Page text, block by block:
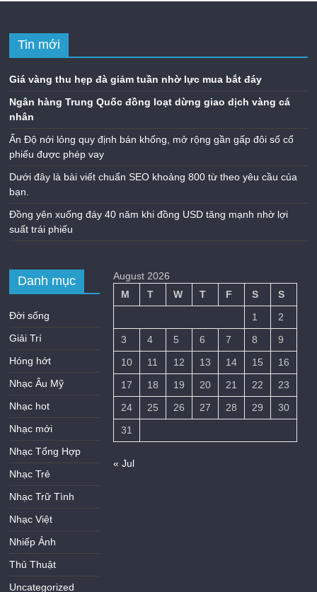
Tin mới
Giá vàng thu hẹp đà giảm tuần nhờ lực mua bắt đáy
Ngân hàng Trung Quốc đồng loạt dừng giao dịch vàng cá
nhân
Ấn Độ nới lỏng quy định bán khống, mở rộng gần gấp đôi số cổ
phiếu được phép vay
Dưới đây là bài viết chuẩn SEO khoảng 800 từ theo yêu cầu của
bạn.
Đồng yên xuống đáy 40 năm khi đồng USD tăng mạnh nhờ lợi
suất trái phiếu
Danh mục
Đời sống
Giải Trí
Hóng hớt
Nhạc Âu Mỹ
Nhạc hot
Nhạc mới
Nhạc Tổng Hợp
Nhạc Trẻ
Nhạc Trữ Tình
Nhạc Việt
Nhiếp Ảnh
Thủ Thuật
Uncategorized
August 2026
M
T W T F S
S
1
2
3
4 5 6 7 8
9
10
11 12 13 14 15
16
17
18 19 20 21 22
23
24
25 26 27 28 29
30
31
« Jul